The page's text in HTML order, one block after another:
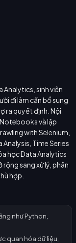
Analytics, sinh viên
đi làm cần bổ sung
ra quyết định. Nội
và lập
with Selenium,
Time Series
học Data Analytics
sang xử lý, phân
hợp.
như Python,
quan hóa dữ liệu,